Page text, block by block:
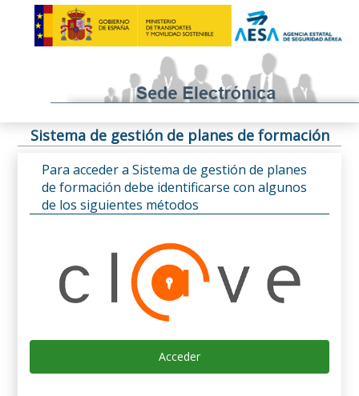
Sistema de gestión de planes de formación
Para acceder a Sistema de gestión de planes
de formación debe identificarse con algunos
de los siguientes métodos
Acceder